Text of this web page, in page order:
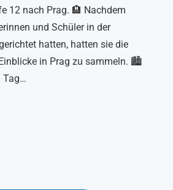
12 nach Prag. 🏨 Nachdem
und Schüler in der
hatten, hatten sie die
in Prag zu sammeln. 🏙️
Tag…